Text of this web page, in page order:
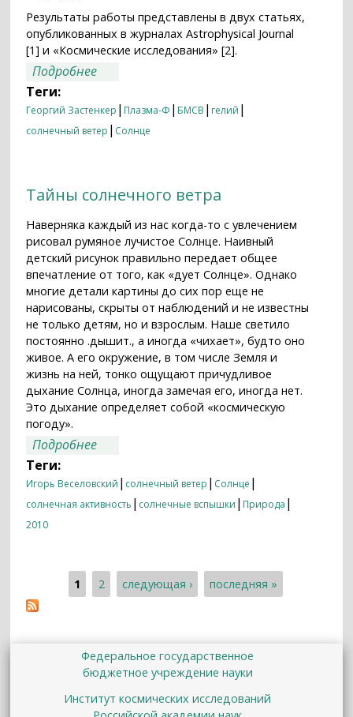
Результаты работы представлены в двух статьях,
опубликованных в журналах Astrophysical Journal
[1] и «Космические исследования» [2].
Подробнее
Теги:
Георгий Застенкер | Плазма-Ф | БМСВ | гелий |
солнечный ветер | Солнце
Тайны солнечного ветра
Наверняка каждый из нас когда-то с увлечением
рисовал румяное лучистое Солнце. Наивный
детский рисунок правильно передает общее
впечатление от того, как «дует Солнце». Однако
многие детали картины до сих пор еще не
нарисованы, скрыты от наблюдений и не известны
не только детям, но и взрослым. Наше светило
постоянно .дышит., а иногда «чихает», будто оно
живое. А его окружение, в том числе Земля и
жизнь на ней, тонко ощущают причудливое
дыхание Солнца, иногда замечая его, иногда нет.
Это дыхание определяет собой «космическую
погоду».
Подробнее
Теги:
Игорь Веселовский | солнечный ветер | Солнце |
солнечная активность | солнечные вспышки | Природа |
2010
Страницы
1 2 следующая › последняя »
Федеральное государственное
бюджетное учреждение науки
Институт космических исследований